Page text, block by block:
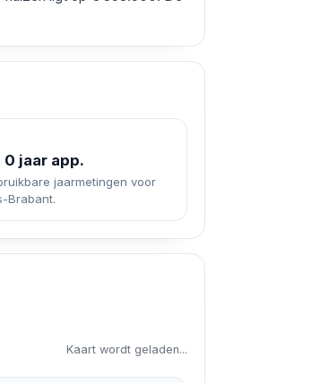
0 jaar app.
jaarmetingen voor
Brabant.
Kaart wordt geladen...